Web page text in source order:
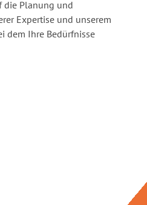
die Planung und
Expertise und unserem
dem Ihre Bedürfnisse